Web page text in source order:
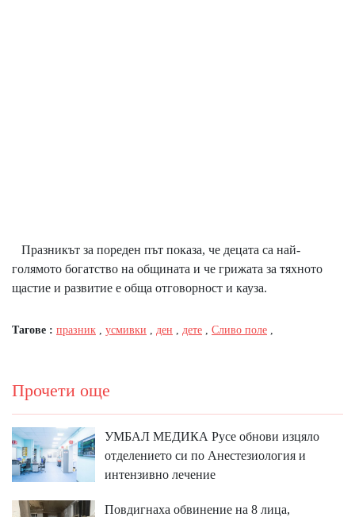
Празникът за пореден път показа, че децата са най-
голямото богатство на общината и че грижата за тяхното
щастие и развитие е обща отговорност и кауза.
Тагове : празник усмивки ден дете Сливо поле
Прочети още
УМБАЛ МЕДИКА Русе обнови изцяло
отделението си по Анестезиология и
интензивно лечение
Повдигнаха обвинение на 8 лица,